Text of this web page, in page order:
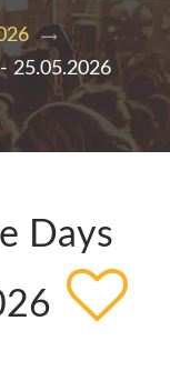
25.05.2026
Days